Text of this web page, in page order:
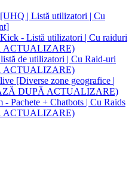
| Listă utilizatori | Cu
- Listă utilizatori | Cu raiduri
ACTUALIZARE)
de utilizatori | Cu Raid-uri
ACTUALIZARE)
[Diverse zone geografice |
DUPĂ ACTUALIZARE)
Pachete + Chatbots | Cu Raids
ACTUALIZARE)